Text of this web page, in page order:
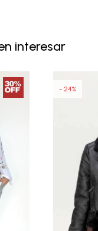
interesar
24